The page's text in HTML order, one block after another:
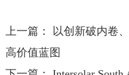
上一篇：
以创新破内卷
高价值蓝图